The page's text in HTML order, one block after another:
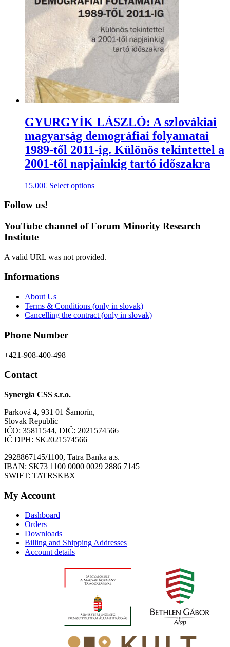
GYURGYÍK LÁSZLÓ: A szlovákiai
magyarság demográfiai folyamatai
1989-től 2011-ig. Különös tekintettel a
2001-től napjainkig tartó időszakra
15.00€ Select optionsThis
variants.
The
be
page
Follow us!
YouTube channel of Forum Minority Research
Institute
A valid URL was not provided.
Informations
About Us
Terms & Conditions (only in slovak)
Cancelling the contract (only in slovak)
Phone Number
+421-908-400-498
Contact
Synergia CSS s.r.o.
Parková 4, 931 01 Šamorín,
Slovak Republic
IČO: 35811544, DIČ: 2021574566
IČ DPH: SK2021574566
2928867145/1100, Tatra Banka a.s.
IBAN: SK73 1100 0000 0029 2886 7145
SWIFT: TATRSKBX
My Account
Dashboard
Orders
Downloads
Billing and Shipping Addresses
Account details